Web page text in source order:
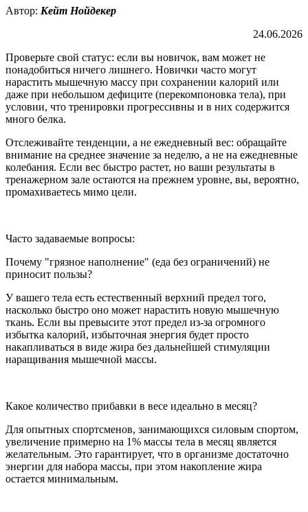
Автор: Кейт Нойдекер
24.06.2026
Проверьте свой статус: если вы новичок, вам может не
понадобиться ничего лишнего. Новички часто могут
нарастить мышечную массу при сохранении калорий или
даже при небольшом дефиците (перекомпоновка тела), при
условии, что тренировки прогрессивны и в них содержится
много белка.
Отслеживайте тенденции, а не ежедневный вес: обращайте
внимание на среднее значение за неделю, а не на ежедневные
колебания. Если вес быстро растет, но ваши результаты в
тренажерном зале остаются на прежнем уровне, вы, вероятно,
промахиваетесь мимо цели.
Часто задаваемые вопросы:
Почему "грязное наполнение" (еда без ограничений) не
приносит пользы?
У вашего тела есть естественный верхний предел того,
насколько быстро оно может нарастить новую мышечную
ткань. Если вы превысите этот предел из-за огромного
избытка калорий, избыточная энергия будет просто
накапливаться в виде жира без дальнейшей стимуляции
наращивания мышечной массы.
Какое количество прибавки в весе идеально в месяц?
Для опытных спортсменов, занимающихся силовым спортом,
увеличение примерно на 1% массы тела в месяц является
желательным. Это гарантирует, что в организме достаточно
энергии для набора массы, при этом накопление жира
остается минимальным.